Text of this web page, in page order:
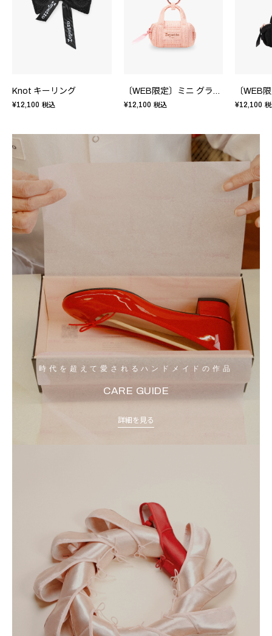
Knot キーリング
¥12,100 税込
〔WEB限定〕ミニ グライド キーリング
¥12,100 税込 ¥12,100
時代を超えて愛されるハンドメイドの作品
CARE GUIDE
詳細を見る